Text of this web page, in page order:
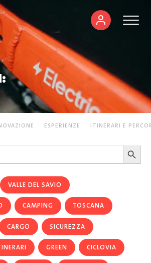
ESPERIENZE ITINERARI E
Search Button
VALLE DEL SAVIO
CAMPING TOSCANA
CARGO SICUREZZA
GREEN CICLOVIA